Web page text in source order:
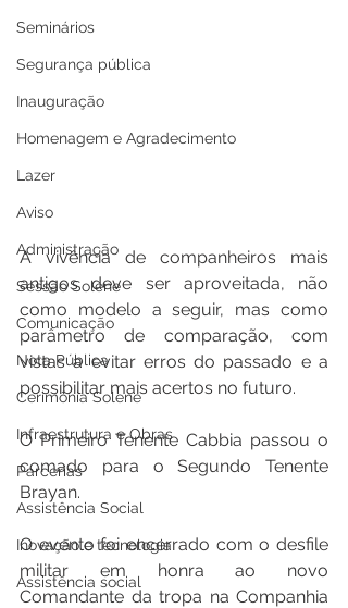
Seminários
Segurança pública
Inauguração
Homenagem e Agradecimento
Lazer
Aviso
Administração
Sessão Solene
Comunicação
Nota Pública
Cerimônia Solene
Infraestrutura e Obras
Parcerias
Assistência Social
Inovação e tecnologia
Assistência social
A vivência de companheiros mais
antigos deve ser aproveitada, não
como modelo a seguir, mas como
parâmetro de comparação, com
vistas a evitar erros do passado e a
possibilitar mais acertos no futuro.
O Primeiro Tenente Cabbia passou o
comado para o Segundo Tenente
Brayan.
O evento foi encerrado com o desfile
militar em honra ao novo
Comandante da tropa na Companhia